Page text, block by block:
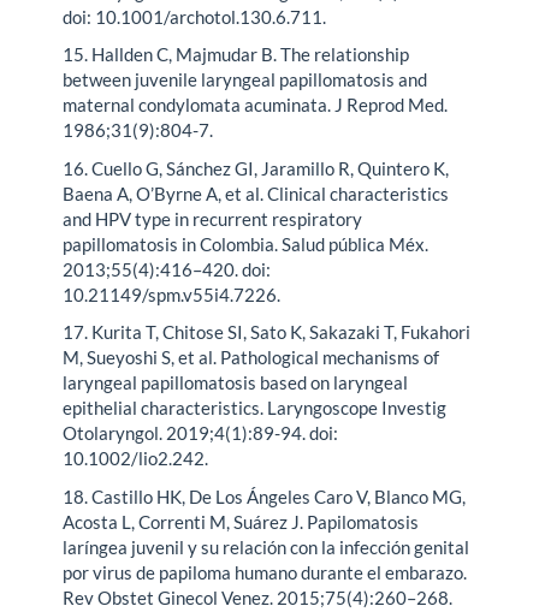
doi: 10.1001/archotol.130.6.711.
15. Hallden C, Majmudar B. The relationship
between juvenile laryngeal papillomatosis and
maternal condylomata acuminata. J Reprod Med.
1986;31(9):804-7.
16. Cuello G, Sánchez GI, Jaramillo R, Quintero K,
Baena A, O’Byrne A, et al. Clinical characteristics
and HPV type in recurrent respiratory
papillomatosis in Colombia. Salud pública Méx.
2013;55(4):416–420. doi:
10.21149/spm.v55i4.7226.
17. Kurita T, Chitose SI, Sato K, Sakazaki T, Fukahori
M, Sueyoshi S, et al. Pathological mechanisms of
laryngeal papillomatosis based on laryngeal
epithelial characteristics. Laryngoscope Investig
Otolaryngol. 2019;4(1):89-94. doi:
10.1002/lio2.242.
18. Castillo HK, De Los Ángeles Caro V, Blanco MG,
Acosta L, Correnti M, Suárez J. Papilomatosis
laríngea juvenil y su relación con la infección genital
por virus de papiloma humano durante el embarazo.
Rev Obstet Ginecol Venez. 2015;75(4):260–268.